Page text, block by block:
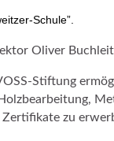
Schule”.
Oliver
Stiftung
Zertifikate zu